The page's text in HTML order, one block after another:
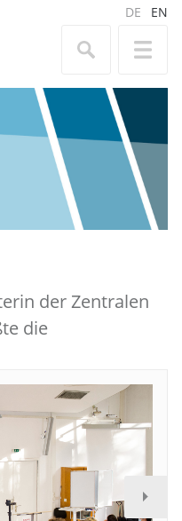
DE EN
der Zentralen
die